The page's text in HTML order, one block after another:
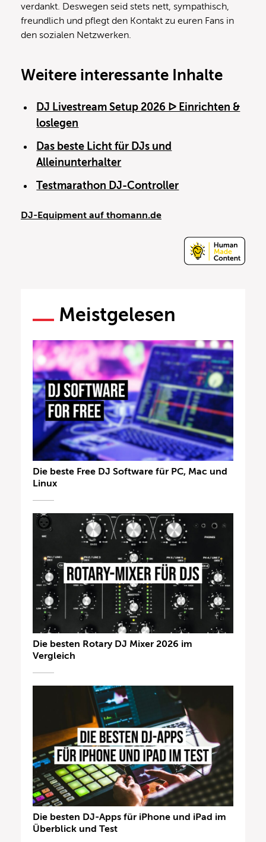
verdankt. Deswegen seid stets nett, sympathisch,
freundlich und pflegt den Kontakt zu euren Fans in
den sozialen Netzwerken.
Weitere interessante Inhalte
DJ Livestream Setup 2026 ᐅ Einrichten &
loslegen
Das beste Licht für DJs und
Alleinunterhalter
Testmarathon DJ-Controller
DJ-Equipment auf thomann.de
Meistgelesen
Die beste Free DJ Software für PC, Mac und
Linux
Die besten Rotary DJ Mixer 2026 im
Vergleich
Die besten DJ-Apps für iPhone und iPad im
Überblick und Test